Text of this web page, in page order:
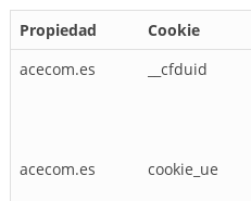
Propiedad Cookie
acecom.es
__cfduid
acecom.es
cookie_ue